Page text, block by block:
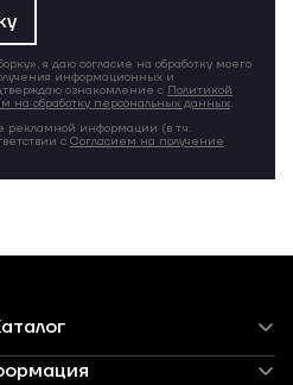
я даю согласие на обработку моего
информационных и
ознакомление с Политикой
на обработку персональных данных.
рекламной информации (в т.ч.
с Согласием на получение